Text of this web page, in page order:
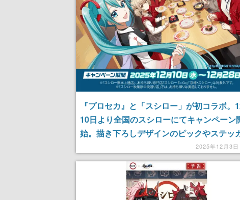
『プロセカ』と「スシロー」が初コラボ。
10日より全国のスシローにてキャンペーン
始。描き下ろしデザインのピックやステッ
ー、マルチポーチなどのグッズが付いたコ
限定メニューが盛りだくさん
2025年12月3日